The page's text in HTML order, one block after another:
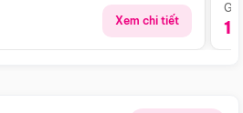
Xem chi tiết